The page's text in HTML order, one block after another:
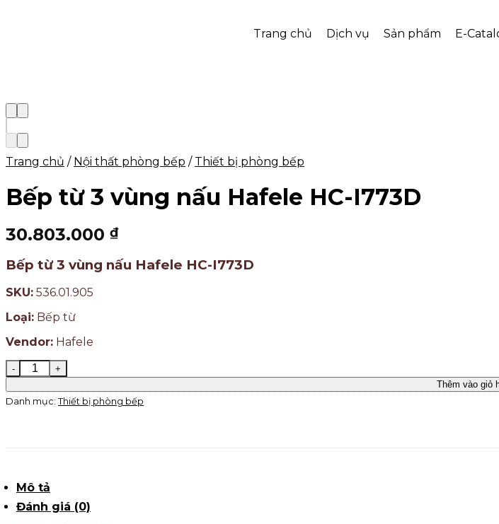
Trang chủ Dịch vụ Sản phẩm E-
Trang chủ / Nội thất phòng bếp / Thiết bị phòng bếp
Bếp từ 3 vùng nấu Hafele HC-I773D
30.803.000 ₫
Bếp từ 3 vùng nấu Hafele HC-I773D
SKU: 536.01.905
Loại: Bếp từ
Vendor: Hafele
Thêm vào giỏ
Danh mục: Thiết bị phòng bếp
Mô tả
Đánh giá (0)